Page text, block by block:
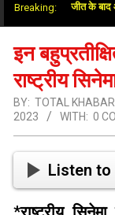
Breaking:
ओवर में जीत के बाद आउटर
इन
राष्ट्रीय
BY: TOTAL
2023
WITH: 0
Listen